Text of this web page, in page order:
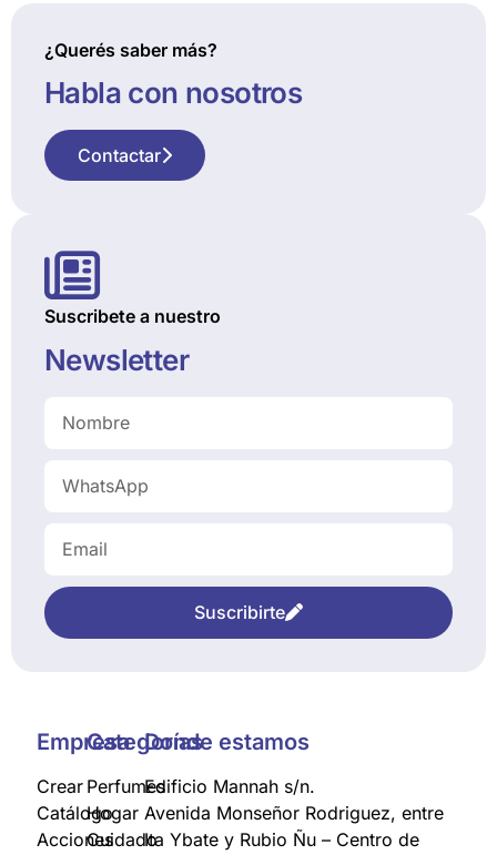
¿Querés saber más?
Habla con nosotros
Contactar
Suscribete a nuestro
Newsletter
Suscribirte
Empresa
Crear
Catálogo
Acciones
Categorías
Perfumes
Hogar
Cuidado
Donde estamos
Edificio Mannah s/n.
Avenida Monseñor Rodriguez, entre
Ita Ybate y Rubio Ñu – Centro de